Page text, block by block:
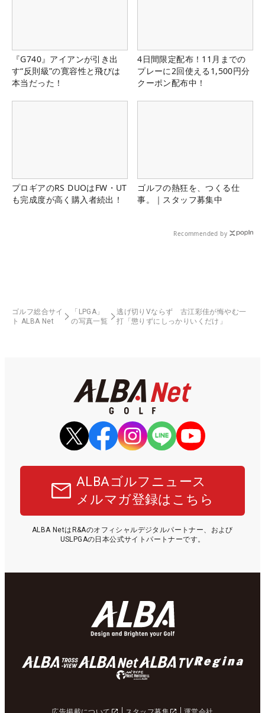
『G740』アイアンが引き出
す“反則級”の寛容性と飛びは
本当だった！
4日間限定配布！11月までの
プレーに2回使える1,500円分
クーポン配布中！
プロギアのRS DUOはFW・UT
も完成度が高く購入者続出！
ゴルフの熱狂を、つくる仕
事。｜スタッフ募集中
Recommended by
ゴルフ総合サイ
ト ALBA Net
「LPGA」
の写真一覧
逃げ切りVならず 古江彩佳が悔やむ一
打「懲りずにしっかりいくだけ」
ALBAゴルフニュース
メルマガ登録はこちら
ALBA NetはR&Aのオフィシャルデジタルパートナー、および
USLPGAの日本公式サイトパートナーです。